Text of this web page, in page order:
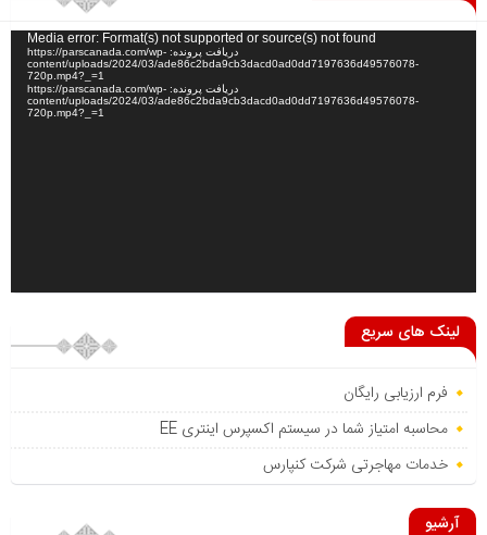
Media error: Format(s) not supported or source(s) not found
دریافت پرونده: https://parscanada.com/wp-
content/uploads/2024/03/ade86c2bda9cb3dacd0ad0dd7197636d49576078-
720p.mp4?_=1
دریافت پرونده: https://parscanada.com/wp-
content/uploads/2024/03/ade86c2bda9cb3dacd0ad0dd7197636d49576078-
720p.mp4?_=1
لینک های سریع
فرم ارزیابی رایگان
محاسبه امتیاز شما در سیستم اکسپرس اینتری EE
خدمات مهاجرتی شرکت کنپارس
آرشیو